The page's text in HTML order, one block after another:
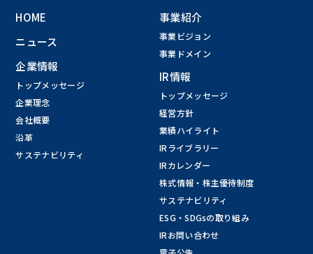
HOME
ニュース
企業情報
トップメッセージ
企業理念
会社概要
沿革
サステナビリティ
事業紹介
事業ビジョン
事業ドメイン
IR情報
トップメッセージ
経営方針
業績ハイライト
IRライブラリー
IRカレンダー
株式情報・株主優待制度
サステナビリティ
ESG・SDGsの取り組み
IRお問い合わせ